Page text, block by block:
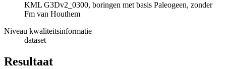
KML G3Dv2_0300, boringen met basis Paleogeen, zonder
Fm van Houthem
Niveau kwaliteitsinformatie
dataset
Resultaat